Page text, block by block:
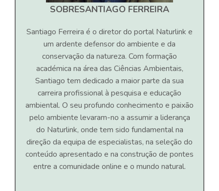
SOBRESANTIAGO FERREIRA
Santiago Ferreira é o diretor do portal Naturlink e
um ardente defensor do ambiente e da
conservação da natureza. Com formação
académica na área das Ciências Ambientais,
Santiago tem dedicado a maior parte da sua
carreira profissional à pesquisa e educação
ambiental. O seu profundo conhecimento e paixão
pelo ambiente levaram-no a assumir a liderança
do Naturlink, onde tem sido fundamental na
direção da equipa de especialistas, na seleção do
conteúdo apresentado e na construção de pontes
entre a comunidade online e o mundo natural.